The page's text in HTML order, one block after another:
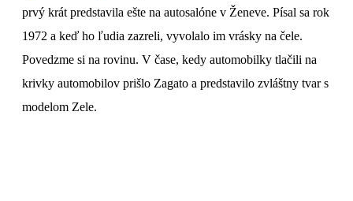
prvý krát predstavila ešte na autosalóne v Ženeve. Písal sa rok
1972 a keď ho ľudia zazreli, vyvolalo im vrásky na čele.
Povedzme si na rovinu. V čase, kedy automobilky tlačili na
krivky automobilov prišlo Zagato a predstavilo zvláštny tvar s
modelom Zele.